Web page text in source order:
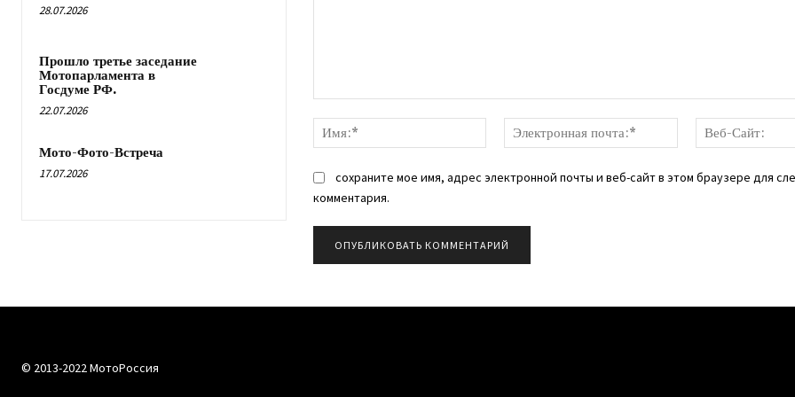
28.07.2026
Прошло третье заседание
Мотопарламента в
Госдуме РФ.
22.07.2026
Мото-Фото-Встреча
17.07.2026
Имя:*
Электронная
почта:*
сохраните мое имя, адрес электронной почты и веб-сайт в этом браузере для
комментария.
© 2013-2022 МотоРоссия